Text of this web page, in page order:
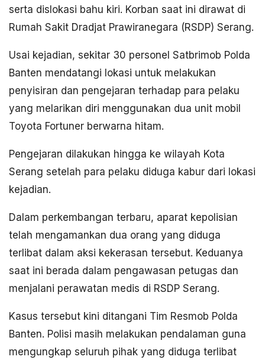
serta dislokasi bahu kiri. Korban saat ini dirawat di
Rumah Sakit Dradjat Prawiranegara (RSDP) Serang.
Usai kejadian, sekitar 30 personel Satbrimob Polda
Banten mendatangi lokasi untuk melakukan
penyisiran dan pengejaran terhadap para pelaku
yang melarikan diri menggunakan dua unit mobil
Toyota Fortuner berwarna hitam.
Pengejaran dilakukan hingga ke wilayah Kota
Serang setelah para pelaku diduga kabur dari lokasi
kejadian.
Dalam perkembangan terbaru, aparat kepolisian
telah mengamankan dua orang yang diduga
terlibat dalam aksi kekerasan tersebut. Keduanya
saat ini berada dalam pengawasan petugas dan
menjalani perawatan medis di RSDP Serang.
Kasus tersebut kini ditangani Tim Resmob Polda
Banten. Polisi masih melakukan pendalaman guna
mengungkap seluruh pihak yang diduga terlibat